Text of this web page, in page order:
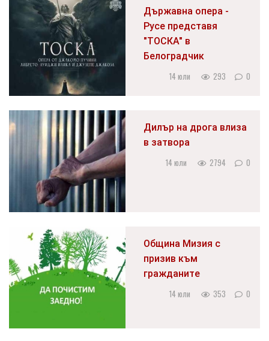
Държавна опера -
Русе представя
"ТОСКА" в
Белоградчик
14 юли 293 0
Дилър на дрога влиза
в затвора
14 юли 2794 0
Община Мизия с
призив към
гражданите
14 юли 353 0